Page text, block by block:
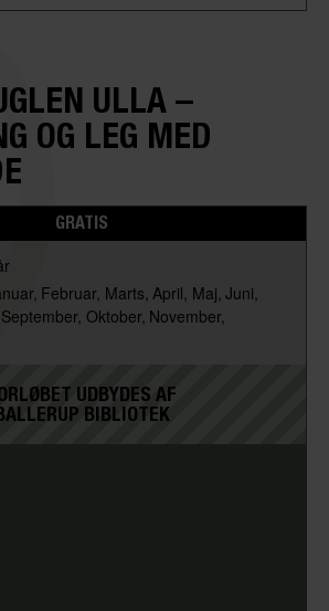
ULLA –
OG LEG MED
GRATIS
Februar Marts April Maj Juni
September Oktober November
UDBYDES AF
BIBLIOTEK